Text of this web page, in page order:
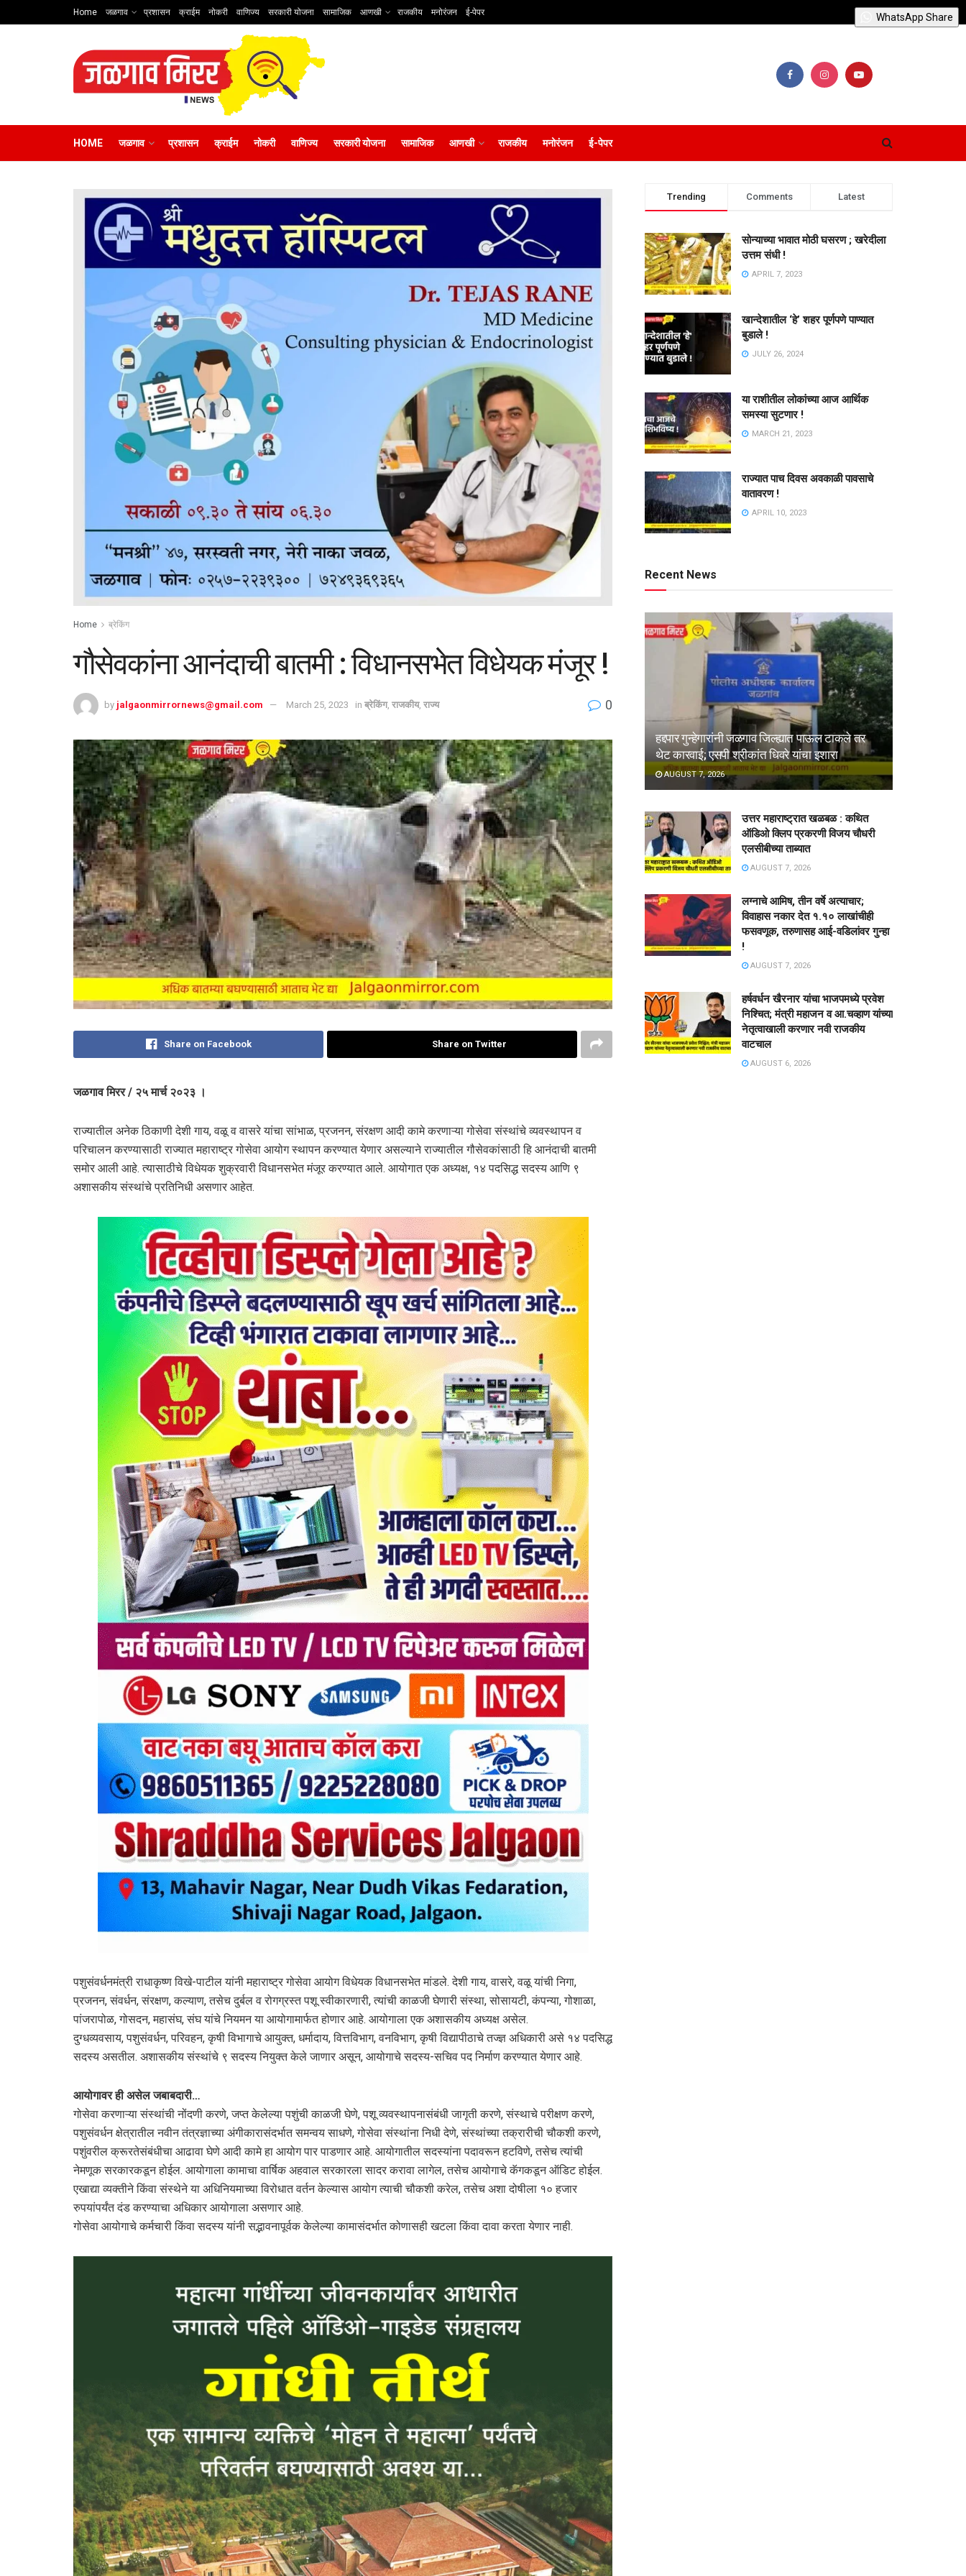
Home जळगाव प्रशासन क्राईम नोकरी वाणिज्य सरकारी योजना सामाजिक आणखी राजकीय मनोरंजन ई-पेपर
HOME जळगाव प्रशासन क्राईम नोकरी वाणिज्य सरकारी योजना सामाजिक आणखी राजकीय मनोरंजन ई-पेपर
Home ब्रेकिंग
गौसेवकांना आनंदाची बातमी : विधानसभेत विधेयक मंजूर !
by jalgaonmirrornews@gmail.com March 25, 2023 in ब्रेकिंग, राजकीय, राज्य 0
Share on Facebook Share on Twitter
जळगाव मिरर / २५ मार्च २०२३ ।
राज्यातील अनेक ठिकाणी देशी गाय, वळू व वासरे यांचा सांभाळ, प्रजनन, संरक्षण आदी कामे करणाऱ्या गोसेवा संस्थांचे व्यवस्थापन व
परिचालन करण्यासाठी राज्यात महाराष्ट्र गोसेवा आयोग स्थापन करण्यात येणार असल्याने राज्यातील गौसेवकांसाठी हि आनंदाची बातमी
समोर आली आहे. त्यासाठीचे विधेयक शुक्रवारी विधानसभेत मंजूर करण्यात आले. आयोगात एक अध्यक्ष, १४ पदसिद्ध सदस्य आणि ९
अशासकीय संस्थांचे प्रतिनिधी असणार आहेत.
पशुसंवर्धनमंत्री राधाकृष्ण विखे-पाटील यांनी महाराष्ट्र गोसेवा आयोग विधेयक विधानसभेत मांडले. देशी गाय, वासरे, वळू यांची निगा,
प्रजनन, संवर्धन, संरक्षण, कल्याण, तसेच दुर्बल व रोगग्रस्त पशू स्वीकारणारी, त्यांची काळजी घेणारी संस्था, सोसायटी, कंपन्या, गोशाळा,
पांजरापोळ, गोसदन, महासंघ, संघ यांचे नियमन या आयोगामार्फत होणार आहे. आयोगाला एक अशासकीय अध्यक्ष असेल.
दुग्धव्यवसाय, पशुसंवर्धन, परिवहन, कृषी विभागाचे आयुक्त, धर्मादाय, वित्तविभाग, वनविभाग, कृषी विद्यापीठाचे तज्ज्ञ अधिकारी असे १४ पदसिद्ध
सदस्य असतील. अशासकीय संस्थांचे ९ सदस्य नियुक्त केले जाणार असून, आयोगाचे सदस्य-सचिव पद निर्माण करण्यात येणार आहे.
आयोगावर ही असेल जबाबदारी…
गोसेवा करणाऱ्या संस्थांची नोंदणी करणे, जप्त केलेल्या पशुंची काळजी घेणे, पशू व्यवस्थापनासंबंधी जागृती करणे, संस्थाचे परीक्षण करणे,
पशुसंवर्धन क्षेत्रातील नवीन तंत्रज्ञाच्या अंगीकारासंदर्भात समन्वय साधणे, गोसेवा संस्थांना निधी देणे, संस्थांच्या तक्रारीची चौकशी करणे,
पशुंवरील क्रूरतेसंबंधीचा आढावा घेणे आदी कामे हा आयोग पार पाडणार आहे. आयोगातील सदस्यांना पदावरून हटविणे, तसेच त्यांची
नेमणूक सरकारकडून होईल. आयोगाला कामाचा वार्षिक अहवाल सरकारला सादर करावा लागेल, तसेच आयोगाचे कॅगकडून ऑडिट होईल.
एखाद्या व्यक्तीने किंवा संस्थेने या अधिनियमाच्या विरोधात वर्तन केल्यास आयोग त्याची चौकशी करेल, तसेच अशा दोषीला १० हजार
रुपयांपर्यंत दंड करण्याचा अधिकार आयोगाला असणार आहे.
गोसेवा आयोगाचे कर्मचारी किंवा सदस्य यांनी सद्भावनापूर्वक केलेल्या कामासंदर्भात कोणासही खटला किंवा दावा करता येणार नाही.
Trending Comments Latest
सोन्याच्या भावात मोठी घसरण ; खरेदीला
उत्तम संधी !
APRIL 7, 2023
खान्देशातील ‘हे’ शहर पूर्णपणे पाण्यात
बुडाले !
JULY 26, 2024
या राशीतील लोकांच्या आज आर्थिक
समस्या सुटणार !
MARCH 21, 2023
राज्यात पाच दिवस अवकाळी पावसाचे
वातावरण !
APRIL 10, 2023
Recent News
हद्दपार गुन्हेगारांनी जळगाव जिल्ह्यात पाऊल टाकले तर
थेट कारवाई; एसपी श्रीकांत धिवरे यांचा इशारा
AUGUST 7, 2026
उत्तर महाराष्ट्रात खळबळ : कथित
ऑडिओ क्लिप प्रकरणी विजय चौधरी
एलसीबीच्या ताब्यात
AUGUST 7, 2026
लग्नाचे आमिष, तीन वर्षे अत्याचार;
विवाहास नकार देत १.१० लाखांचीही
फसवणूक, तरुणासह आई-वडिलांवर गुन्हा
!
AUGUST 7, 2026
हर्षवर्धन खैरनार यांचा भाजपमध्ये प्रवेश
निश्चित; मंत्री महाजन व आ.चव्हाण यांच्या
नेतृत्वाखाली करणार नवी राजकीय
वाटचाल
AUGUST 6, 2026
WhatsApp Share